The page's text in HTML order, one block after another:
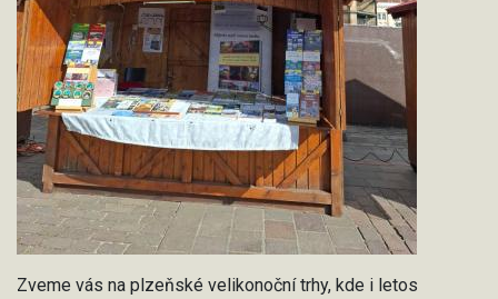
Zveme vás na plzeňské velikonoční trhy, kde i letos